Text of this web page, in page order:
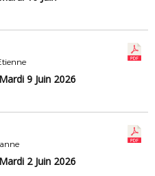
9 Juin 2026
2 Juin 2026